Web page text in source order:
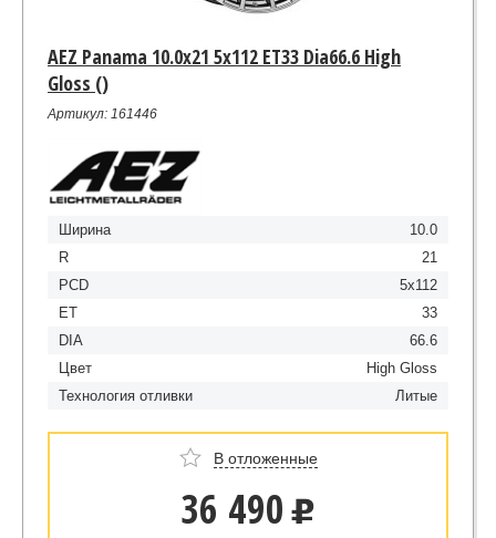
AEZ Panama 10.0x21 5x112 ET33 Dia66.6 High
Gloss ()
Артикул: 161446
Ширина
10.0
R
21
PCD
5x112
ET
33
DIA
66.6
Цвет
High Gloss
Технология отливки
Литые
В отложенные
36 490 u